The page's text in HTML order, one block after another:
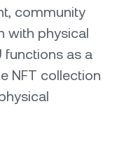
community
with physical
functions as a
NFT collection